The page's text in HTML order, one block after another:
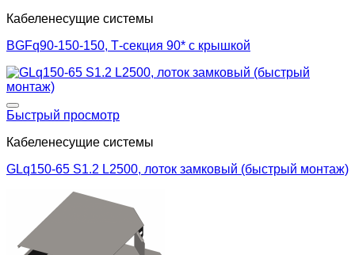
Кабеленесущие системы
BGFq90-150-150, Т-секция 90* с крышкой
Быстрый просмотр
Кабеленесущие системы
GLq150-65 S1.2 L2500, лоток замковый (быстрый монтаж)